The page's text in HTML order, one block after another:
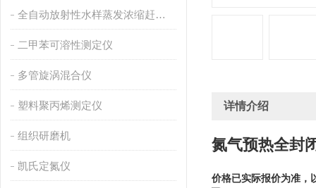
全自动放射性水样蒸发浓缩赶酸仪
二甲苯可溶性测定仪
多管旋涡混合仪
塑料聚丙烯测定仪
组织研磨机
凯氏定氮仪
详情介绍
氮气预热全封
价格已实际报价为准，